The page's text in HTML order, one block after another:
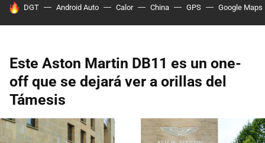
HOY SE HABLA DE
DGT Android Auto Calor China GPS Google Maps
Este Aston Martin DB11 es un one-
off que se dejará ver a orillas del
Támesis